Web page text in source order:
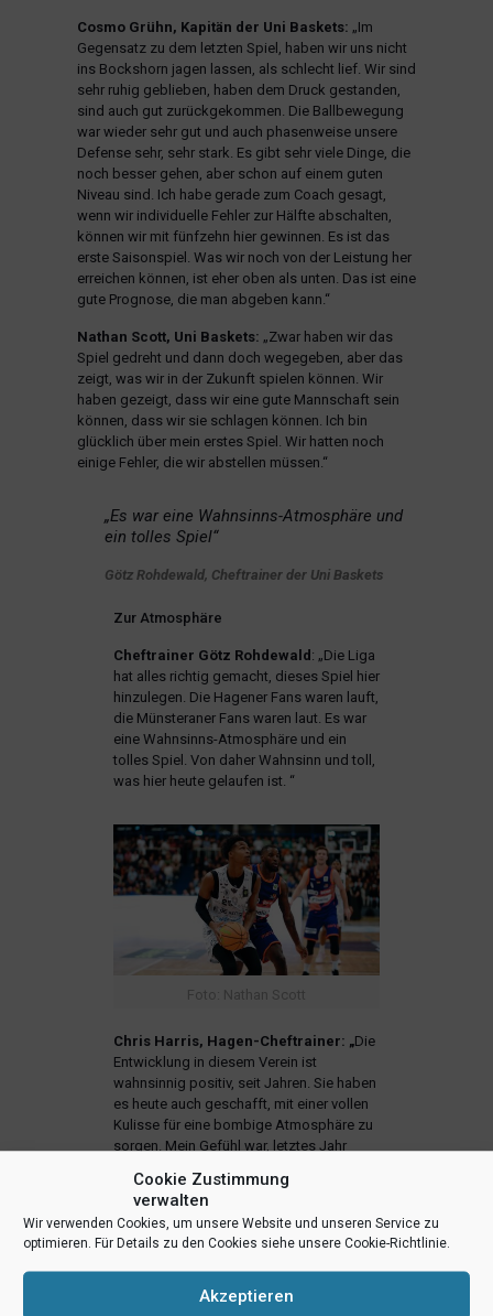
Cookie Zustimmung
verwalten
Wir verwenden Cookies, um unsere Website und unseren Service zu
optimieren. Für Details zu den Cookies siehe unsere Cookie-Richtlinie.
Akzeptieren
Cosmo Grühn, Kapitän der Uni Baskets: „Im
Gegensatz zu dem letzten Spiel, haben wir uns nicht
ins Bockshorn jagen lassen, als schlecht lief. Wir sind
sehr ruhig geblieben, haben dem Druck gestanden,
sind auch gut zurückgekommen. Die Ballbewegung
war wieder sehr gut und auch phasenweise unsere
Defense sehr, sehr stark. Es gibt sehr viele Dinge, die
noch besser gehen, aber schon auf einem guten
Niveau sind. Ich habe gerade zum Coach gesagt,
wenn wir individuelle Fehler zur Hälfte abschalten,
können wir mit fünfzehn hier gewinnen. Es ist das
erste Saisonspiel. Was wir noch von der Leistung her
erreichen können, ist eher oben als unten. Das ist eine
gute Prognose, die man abgeben kann.“
Nathan Scott, Uni Baskets: „Zwar haben wir das
Spiel gedreht und dann doch wegegeben, aber das
zeigt, was wir in der Zukunft spielen können. Wir
haben gezeigt, dass wir eine gute Mannschaft sein
können, dass wir sie schlagen können. Ich bin
glücklich über mein erstes Spiel. Wir hatten noch
einige Fehler, die wir abstellen müssen.“
„Es war eine Wahnsinns-Atmosphäre und
ein tolles Spiel“
Götz Rohdewald, Cheftrainer der Uni Baskets
Zur Atmosphäre
Cheftrainer Götz Rohdewald : „Die Liga
hat alles richtig gemacht, dieses Spiel hier
hinzulegen. Die Hagener Fans waren lauft,
die Münsteraner Fans waren laut. Es war
eine Wahnsinns-Atmosphäre und ein
tolles Spiel. Von daher Wahnsinn und toll,
was hier heute gelaufen ist. “
Foto: Nathan Scott
Chris Harris, Hagen-Cheftrainer: „Die
Entwicklung in diesem Verein ist
wahnsinnig positiv, seit Jahren. Sie haben
es heute auch geschafft, mit einer vollen
Kulisse für eine bombige Atmosphäre zu
sorgen. Mein Gefühl war, letztes Jahr
Eröffnungsspiel hatte ich ein anderes
Gefühl. Münsters Fans haben für
Unsicherheit bei uns gesorgt und haben
einen großen Einfluss auf das Spiel
nehmen können.“
: „Die Stimmung war